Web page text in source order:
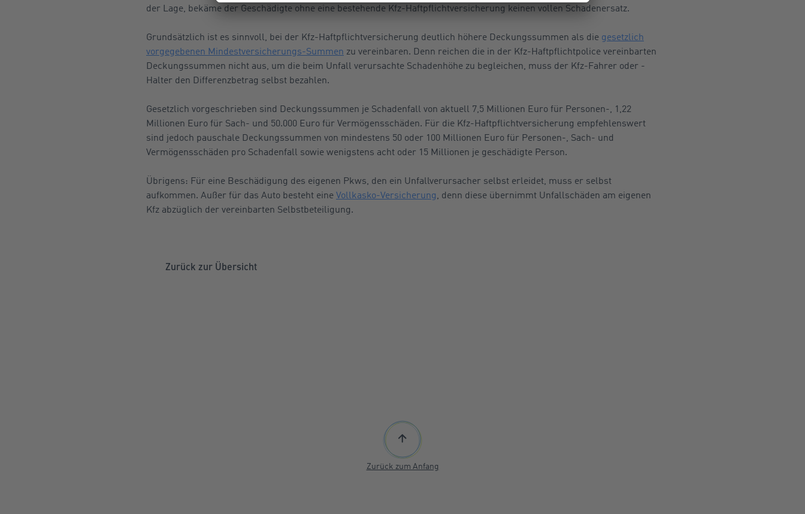
der Lage, bekäme der Geschädigte ohne eine bestehende Kfz-Haftpflichtversicherung keinen vollen Schadenersatz.
Grundsätzlich ist es sinnvoll, bei der Kfz-Haftpflichtversicherung deutlich höhere Deckungssummen als die gesetzlich
vorgegebenen Mindestversicherungs-Summen zu vereinbaren. Denn reichen die in der Kfz-Haftpflichtpolice vereinbarten
Deckungssummen nicht aus, um die beim Unfall verursachte Schadenhöhe zu begleichen, muss der Kfz-Fahrer oder -
Halter den Differenzbetrag selbst bezahlen.
Gesetzlich vorgeschrieben sind Deckungssummen je Schadenfall von aktuell 7,5 Millionen Euro für Personen-, 1,22
Millionen Euro für Sach- und 50.000 Euro für Vermögensschäden. Für die Kfz-Haftpflichtversicherung empfehlenswert
sind jedoch pauschale Deckungssummen von mindestens 50 oder 100 Millionen Euro für Personen-, Sach- und
Vermögensschäden pro Schadenfall sowie wenigstens acht oder 15 Millionen je geschädigte Person.
Übrigens: Für eine Beschädigung des eigenen Pkws, den ein Unfallverursacher selbst erleidet, muss er selbst
aufkommen. Außer für das Auto besteht eine Vollkasko-Versicherung, denn diese übernimmt Unfallschäden am eigenen
Kfz abzüglich der vereinbarten Selbstbeteiligung.
Zurück zur Übersicht
Zurück zum Anfang